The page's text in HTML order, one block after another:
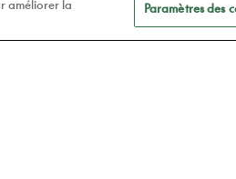
Soins des yeux
améliorer la
Paramètres des